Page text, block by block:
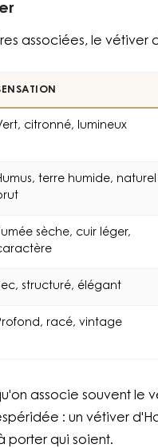
associées, le
citronné, lumineux
terre humide, naturel
sèche, cuir léger,
structuré, élégant
racé, vintage
associe souvent le
: un vétiver
porter qui soient.